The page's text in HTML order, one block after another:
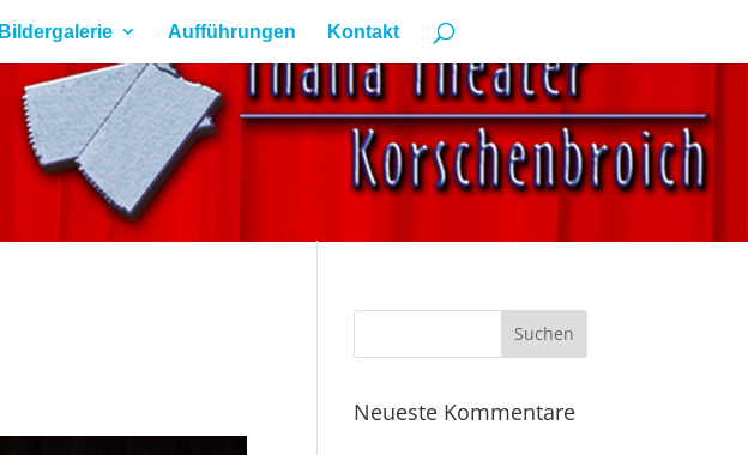
Bildergalerie Aufführungen Kontakt
Neueste Kommentare